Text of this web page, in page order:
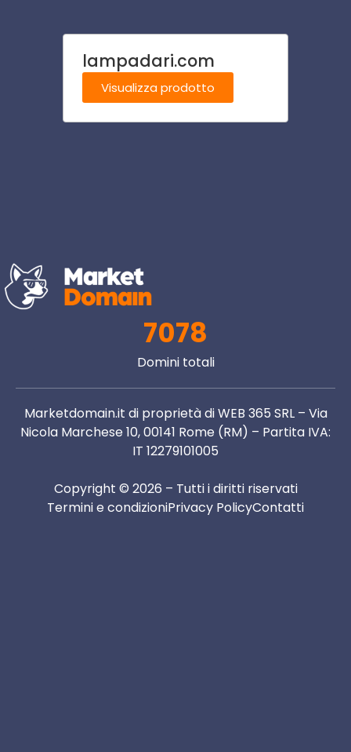
lampadari.com
Visualizza prodotto
7078
Domini totali
Marketdomain.it di proprietà di WEB 365 SRL – Via
Nicola Marchese 10, 00141 Rome (RM) – Partita IVA:
IT 12279101005
Copyright © 2026 – Tutti i diritti riservati
Termini e condizioniPrivacy PolicyContatti